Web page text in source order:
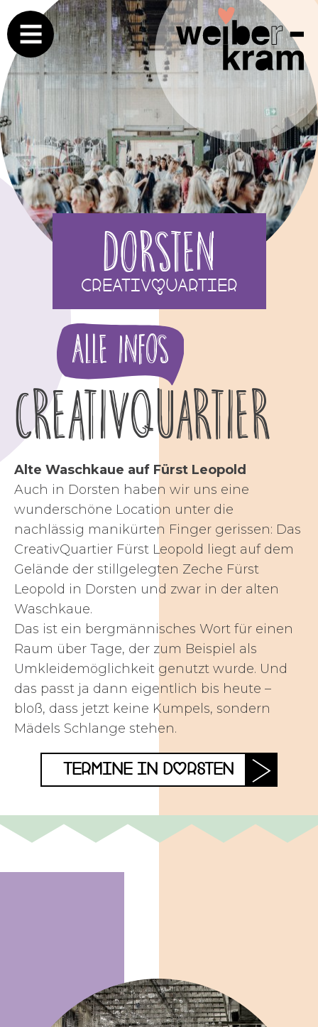
Dorsten
CreativQuartier
Alle Infos
CreativQuartier
Alte Waschkaue auf Fürst Leopold
Auch in Dorsten haben wir uns eine
wunderschöne Location unter die
nachlässig manikürten Finger gerissen: Das
CreativQuartier Fürst Leopold liegt auf dem
Gelände der stillgelegten Zeche Fürst
Leopold in Dorsten und zwar in der alten
Waschkaue.
Das ist ein bergmännisches Wort für einen
Raum über Tage, der zum Beispiel als
Umkleidemöglichkeit genutzt wurde. Und
das passt ja dann eigentlich bis heute –
bloß, dass jetzt keine Kumpels, sondern
Mädels Schlange stehen.
TERMINE IN DORSTEN